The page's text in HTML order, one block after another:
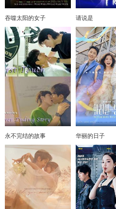
吞噬太阳的女子 请说是
永不完结的故事 华丽的日子